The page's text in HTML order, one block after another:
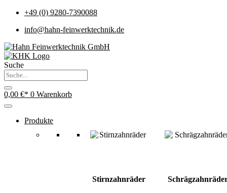
+49 (0) 9280-7390088
info@hahn-feinwerktechnik.de
Suche
0,00 € 0 Warenkorb
Produkte
Stirnzahnräder